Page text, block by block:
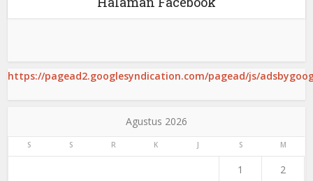
https://pagead2.googlesyndication.com/pagead/js/
Agustus 2026
S S R K J S M
1 2